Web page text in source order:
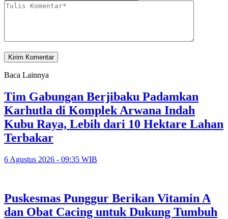
Baca Lainnya
Tim Gabungan Berjibaku Padamkan
Karhutla di Komplek Arwana Indah
Kubu Raya, Lebih dari 10 Hektare Lahan
Terbakar
6 Agustus 2026 - 09:35 WIB
Puskesmas Punggur Berikan Vitamin A
dan Obat Cacing untuk Dukung Tumbuh